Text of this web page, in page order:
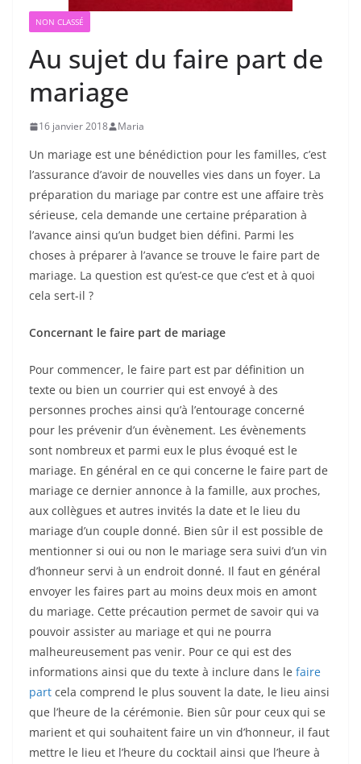
NON CLASSÉ
Au sujet du faire part de
mariage
16 janvier 2018 Maria
Un mariage est une bénédiction pour les familles, c’est
l’assurance d’avoir de nouvelles vies dans un foyer. La
préparation du mariage par contre est une affaire très
sérieuse, cela demande une certaine préparation à
l’avance ainsi qu’un budget bien défini. Parmi les
choses à préparer à l’avance se trouve le faire part de
mariage. La question est qu’est-ce que c’est et à quoi
cela sert-il ?
Concernant le faire part de mariage
Pour commencer, le faire part est par définition un
texte ou bien un courrier qui est envoyé à des
personnes proches ainsi qu’à l’entourage concerné
pour les prévenir d’un évènement. Les évènements
sont nombreux et parmi eux le plus évoqué est le
mariage. En général en ce qui concerne le faire part de
mariage ce dernier annonce à la famille, aux proches,
aux collègues et autres invités la date et le lieu du
mariage d’un couple donné. Bien sûr il est possible de
mentionner si oui ou non le mariage sera suivi d’un vin
d’honneur servi à un endroit donné. Il faut en général
envoyer les faires part au moins deux mois en amont
du mariage. Cette précaution permet de savoir qui va
pouvoir assister au mariage et qui ne pourra
malheureusement pas venir. Pour ce qui est des
informations ainsi que du texte à inclure dans le faire
part cela comprend le plus souvent la date, le lieu ainsi
que l’heure de la cérémonie. Bien sûr pour ceux qui se
marient et qui souhaitent faire un vin d’honneur, il faut
mettre le lieu et l’heure du cocktail ainsi que l’heure à